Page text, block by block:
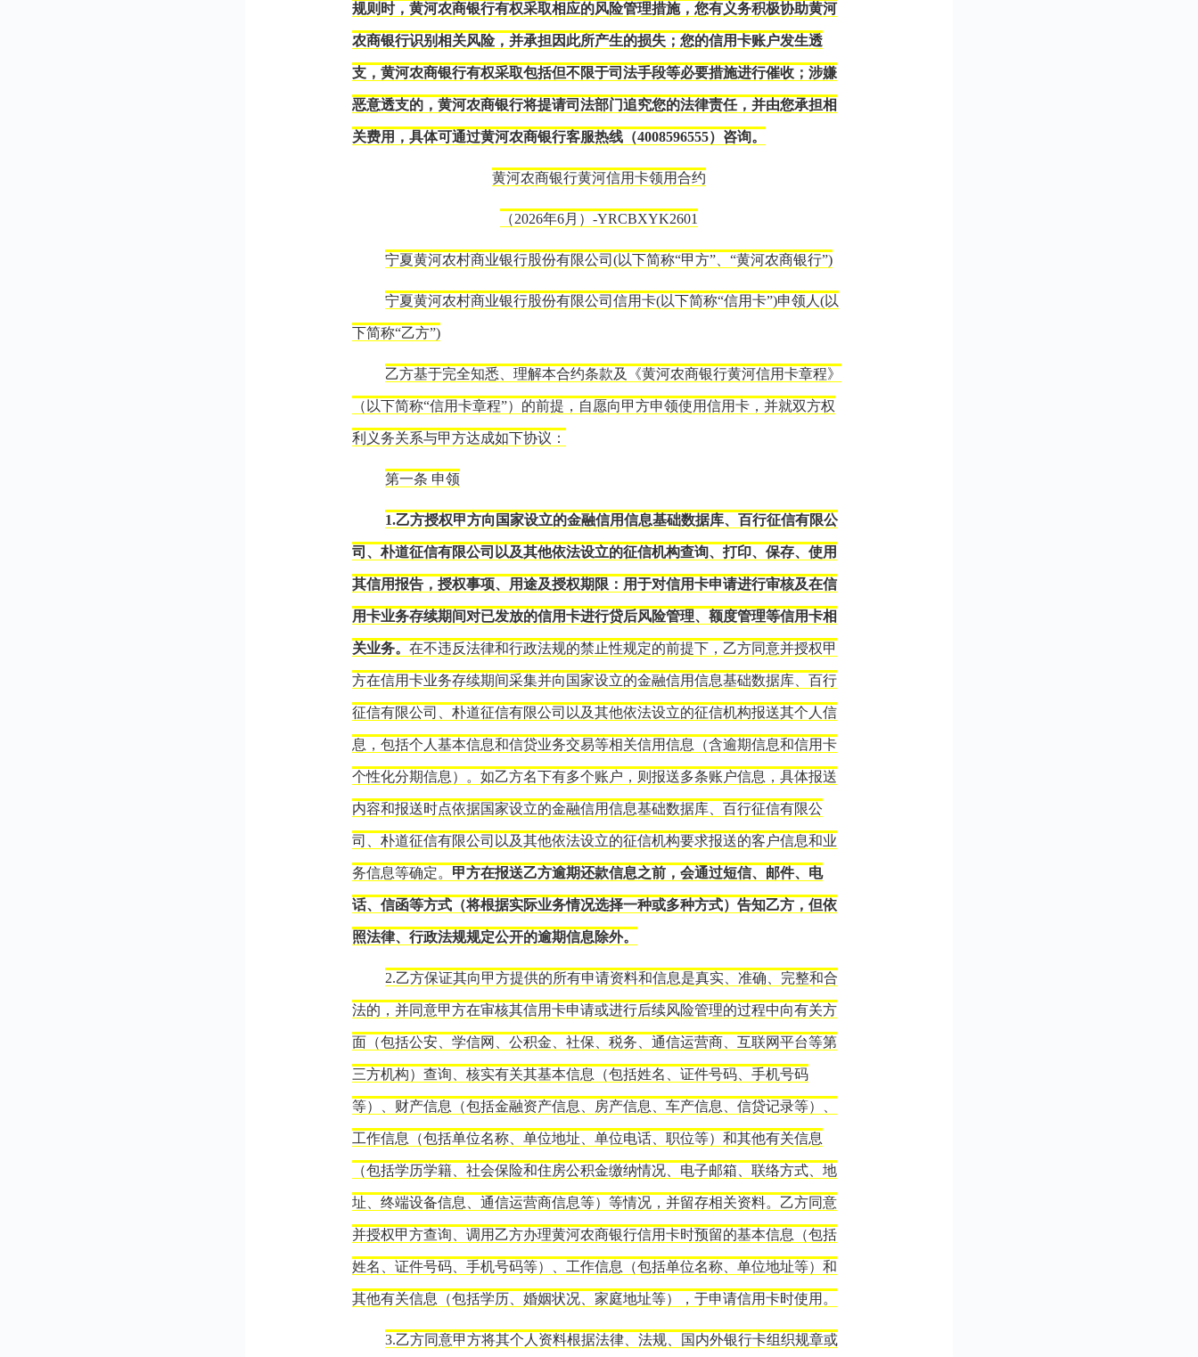
规则时，黄河农商银行有权采取相应的风险管理措施，您有义务积极协助黄河
农商银行识别相关风险，并承担因此所产生的损失；您的信用卡账户发生透
支，黄河农商银行有权采取包括但不限于司法手段等必要措施进行催收；涉嫌
恶意透支的，黄河农商银行将提请司法部门追究您的法律责任，并由您承担相
关费用 ，具体可通过黄河农商银行客服热线（4008596555）咨询。
黄河农商银行黄河信用卡领用合约
（2026年6月） -YRCBXYK2601
宁夏黄河农村商业银行股份有限公司(以下简称“甲方”、“黄河农商银行”)
宁夏黄河农村商业银行股份有限公司信用卡(以下简称“信用卡”)申领人(以
下简称“乙方”)
乙方基于完全知悉、理解本合约条款及《黄河农商银行黄河信用卡章程》
（以下简称“信用卡章程”）的前提，自愿向甲方申领使用信用卡，并就双方权
利义务关系与甲方达成如下协议：
第一条 申领
1.乙方授权甲方向国家设立的金融信用信息基础数据库、百行征信有限公
司、朴道征信有限公司以及其他依法设立的征信机构查询、打印、保存、使用
其信用报告，授权事项、用途及授权期限：用于对信用卡申请进行审核及在信
用卡业务存续期间对已发放的信用卡进行贷后风险管理、额度管理等信用卡相
关业务。在不违反法律和行政法规的禁止性规定的前提下，乙方同意并授权甲
方在信用卡业务存续期间采集并向国家设立的金融信用信息基础数据库、百行
征信有限公司、朴道征信有限公司以及其他依法设立的征信机构报送其个人信
息，包括个人基本信息和信贷业务交易等相关信用信息（含逾期信息和信用卡
个性化分期信息）。如乙方名下有多个账户，则报送多条账户信息，具体报送
内容和报送时点依据国家设立的金融信用信息基础数据库、百行征信有限公
司、朴道征信有限公司以及其他依法设立的征信机构要求报送的客户信息和业
务信息等确定。 甲方在报送乙方逾期还款信息之前，会通过短信、邮件、电
话、信函等方式（将根据实际业务情况选择一种或多种方式）告知乙方，但依
照法律、行政法规规定公开的逾期信息除外。
2.乙方保证其向甲方提供的所有申请资料和信息是真实、准确、完整和合
法的，并同意甲方在审核其信用卡申请或进行后续风险管理的过程中向有关方
面（包括公安、学信网、公积金、社保、税务、通信运营商、互联网平台等第
三方机构）查询、核实有关其基本信息（包括姓名、证件号码、手机号码
等）、财产信息（包括金融资产信息、房产信息、车产信息、信贷记录等）、
工作信息（包括单位名称、单位地址、单位电话、职位等）和其他有关信息
（包括学历学籍、社会保险和住房公积金缴纳情况、电子邮箱、联络方式、地
址、终端设备信息、通信运营商信息等）等情况，并留存相关资料。乙方同意
并授权甲方查询、调用乙方办理黄河农商银行信用卡时预留的基本信息（包括
姓名、证件号码、手机号码等）、工作信息（包括单位名称、单位地址等）和
其他有关信息（包括学历、婚姻状况、家庭地址等），于申请信用卡时使用。
3.乙方同意甲方将其个人资料根据法律、法规、国内外银行卡组织规章或